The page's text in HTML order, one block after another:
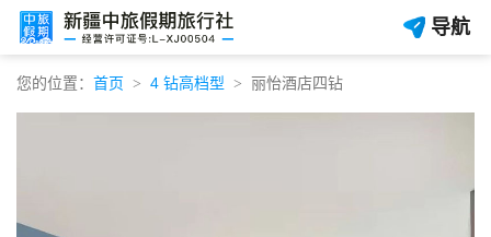
导航
您的位置： 首页 4 钻高档型 丽怡酒店四钻